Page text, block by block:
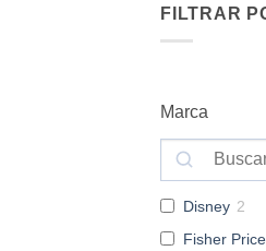
FILTRAR
Marca
Disney 2
Fisher Price